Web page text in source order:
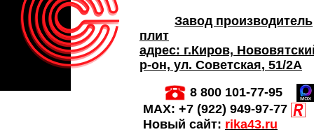
Завод производитель
плит
адрес: г.Киров,
р-он, ул. Советская, 51/2А
8 800 101-77-95
MAX: +7 (922) 949-97-77
Новый сайт: rika43.ru